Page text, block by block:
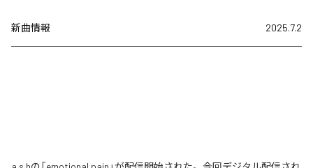
新曲情報 2025.7.2